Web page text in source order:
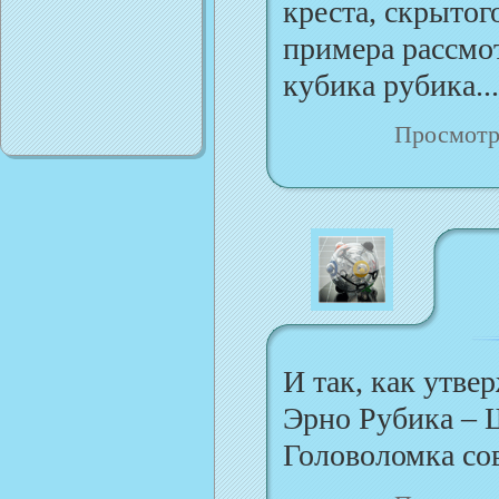
креста,
примера
кубика рубика...
И так, как
Эрно Рубика –
Головоломка